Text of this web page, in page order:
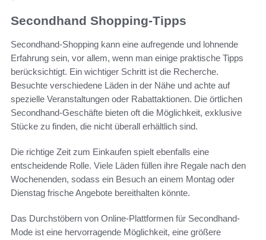
Secondhand Shopping-Tipps
Secondhand-Shopping kann eine aufregende und lohnende
Erfahrung sein, vor allem, wenn man einige praktische Tipps
berücksichtigt. Ein wichtiger Schritt ist die Recherche.
Besuchte verschiedene Läden in der Nähe und achte auf
spezielle Veranstaltungen oder Rabattaktionen. Die örtlichen
Secondhand-Geschäfte bieten oft die Möglichkeit, exklusive
Stücke zu finden, die nicht überall erhältlich sind.
Die richtige Zeit zum Einkaufen spielt ebenfalls eine
entscheidende Rolle. Viele Läden füllen ihre Regale nach den
Wochenenden, sodass ein Besuch an einem Montag oder
Dienstag frische Angebote bereithalten könnte.
Das Durchstöbern von Online-Plattformen für Secondhand-
Mode ist eine hervorragende Möglichkeit, eine größere